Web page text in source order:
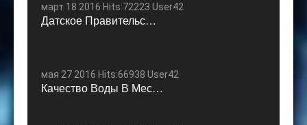
март 18 2016 Hits:72223 User42
Датское Правительс…
мая 27 2016 Hits:66938 User42
Качество Воды В Мес…